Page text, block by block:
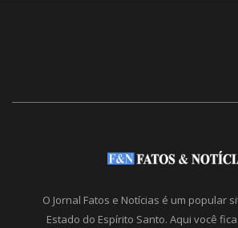
O Jornal Fatos e Notícias é um popular
Estado do Espírito Santo. Aqui você